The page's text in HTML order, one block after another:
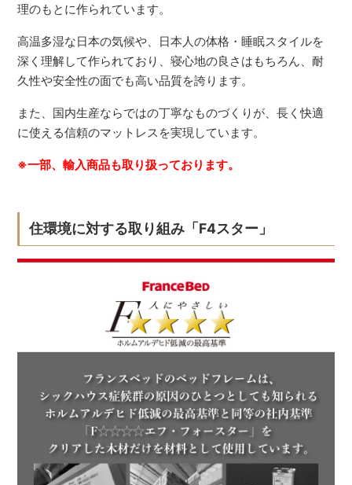
理のもとに作られています。
高温多湿な日本の気候や、日本人の体格・睡眠スタイルを
深く理解して作られており、寝心地の良さはもちろん、耐
久性や安全性の面でも高い品質を誇ります。
また、国内生産ならではの丁寧なものづくりが、長く快適
に使える信頼のマットレスを実現しています。
※一部、輸入商品も取り扱っております。
住環境に対する取り組み「F4スター」